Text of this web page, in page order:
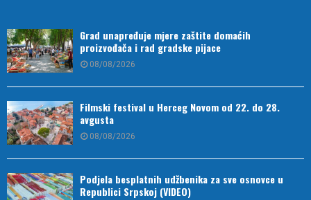
Grad unapređuje mjere zaštite domaćih
proizvođača i rad gradske pijace
08/08/2026
Filmski festival u Herceg Novom od 22. do 28.
avgusta
08/08/2026
Podjela besplatnih udžbenika za sve osnovce u
Republici Srpskoj (VIDEO)